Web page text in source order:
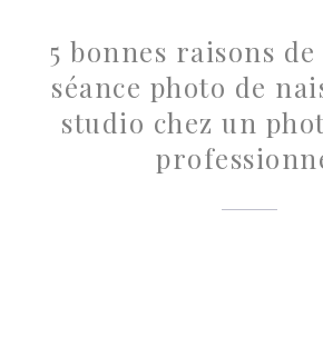
5 bonnes raisons
séance photo de
studio chez un